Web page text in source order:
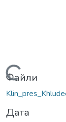
Вантажиться...
Файли
Дата